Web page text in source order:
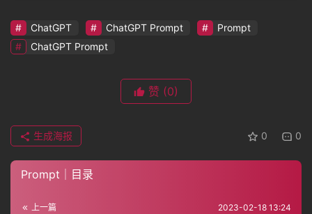
ChatGPT ChatGPT Prompt
Prompt
ChatGPT Prompt
赞 (0)
0 0
生成海报
Prompt｜目录
上一篇 2023-02-18 13:24